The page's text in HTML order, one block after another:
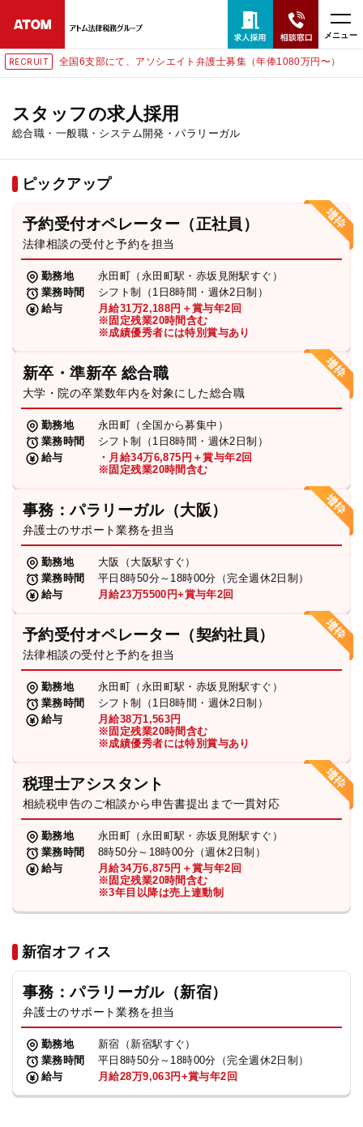
メニュー
全国6支部にて、アソシエイト弁護士募集（年俸1080万円〜）
スタッフの求人採用
総合職・一般職・システム開発・パラリーガル
ピックアップ
予約受付オペレーター（正社員）
法律相談の受付と予約を担当
勤務地
永田町（永田町駅・赤坂見附駅すぐ）
業務時間
シフト制（1日8時間・週休2日制）
給与
月給31万2,188円＋賞与年2回
※固定残業20時間含む
※成績優秀者には特別賞与あり
新卒・準新卒 総合職
大学・院の卒業数年内を対象にした総合職
勤務地
永田町（全国から募集中）
業務時間
シフト制（1日8時間・週休2日制）
給与
・月給34万6,875円＋賞与年2回
※固定残業20時間含む
事務：パラリーガル（大阪）
弁護士のサポート業務を担当
勤務地
大阪（大阪駅すぐ）
業務時間
平日8時50分～18時00分（完全週休2日制）
給与
月給23万5500円+賞与年2回
予約受付オペレーター（契約社員）
法律相談の受付と予約を担当
勤務地
永田町（永田町駅・赤坂見附駅すぐ）
業務時間
シフト制（1日8時間・週休2日制）
給与
月給38万1,563円
※固定残業20時間含む
※成績優秀者には特別賞与あり
税理士アシスタント
相続税申告のご相談から申告書提出まで一貫対応
勤務地
永田町（永田町駅・赤坂見附駅すぐ）
業務時間
8時50分～18時00分（週休2日制）
給与
月給34万6,875円＋賞与年2回
※固定残業20時間含む
※3年目以降は売上連動制
新宿オフィス
事務：パラリーガル（新宿）
弁護士のサポート業務を担当
勤務地
新宿（新宿駅すぐ）
業務時間
平日8時50分～18時00分（完全週休2日制）
給与
月給28万9,063円+賞与年2回
24時間365日全国対応
無料相談窓口はこちら
ホーム
取扱分野
解決実績
弁護士・税理士
費用
求人採用
お知らせ
特設サイト
相談先情報サイト
プライバシーポリシー
TikTok受賞 定義集 動画集